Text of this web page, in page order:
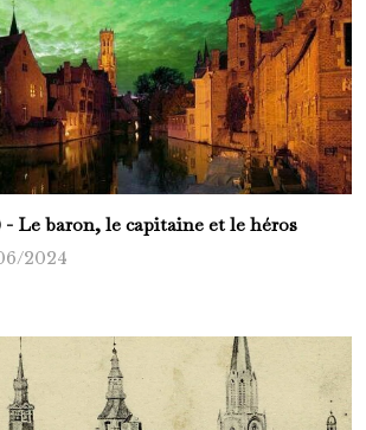
- Le baron, le capitaine et le héros
2024